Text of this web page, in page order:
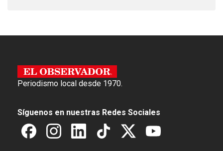
Periodismo local desde 1970.
Síguenos en nuestras Redes Sociales